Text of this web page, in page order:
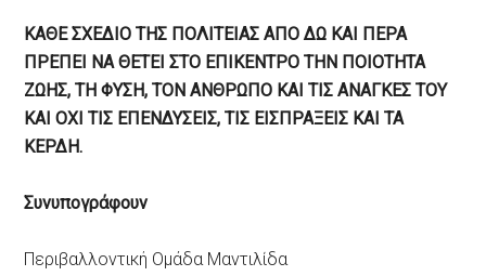
ΚΑΘΕ ΣΧΕΔΙΟ ΤΗΣ ΠΟΛΙΤΕΙΑΣ ΑΠΟ ΔΩ ΚΑΙ ΠΕΡΑ
ΠΡΕΠΕΙ ΝΑ ΘΕΤΕΙ ΣΤΟ ΕΠΙΚΕΝΤΡΟ ΤΗΝ ΠΟΙΟΤΗΤΑ
ΖΩΗΣ, ΤΗ ΦΥΣΗ, ΤΟΝ ΑΝΘΡΩΠΟ ΚΑΙ ΤΙΣ ΑΝΑΓΚΕΣ ΤΟΥ
ΚΑΙ ΟΧΙ ΤΙΣ ΕΠΕΝΔΥΣΕΙΣ, ΤΙΣ ΕΙΣΠΡΑΞΕΙΣ ΚΑΙ ΤΑ
ΚΕΡΔΗ.
Συνυπογράφουν
Περιβαλλοντική Ομάδα Μαντιλίδα